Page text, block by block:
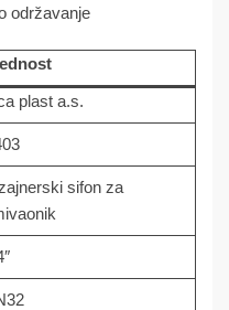
održavanje
plast a.s.
sifon za